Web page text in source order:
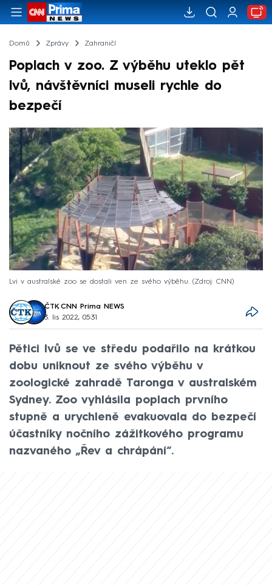
Domů Zprávy Zahraničí
Poplach v zoo. Z výběhu uteklo pět
lvů, návštěvníci museli rychle do
bezpečí
Lvi v australské zoo se dostali ven ze svého výběhu. Zdroj: CNN
ČTK, CNN Prima NEWS
3. lis 2022, 05:31
Pětici lvů se ve středu podařilo na krátkou
dobu uniknout ze svého výběhu v
zoologické zahradě Taronga v australském
Sydney. Zoo vyhlásila poplach prvního
stupně a urychleně evakuovala do bezpečí
účastníky nočního zážitkového programu
nazvaného „Řev a chrápání“.